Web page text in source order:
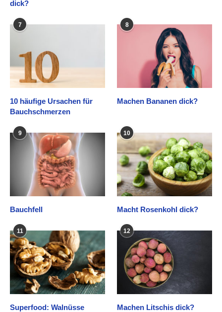
dick?
7
10 häufige Ursachen für
Bauchschmerzen
8
Machen Bananen dick?
9
Bauchfell
10
Macht Rosenkohl dick?
11
Superfood: Walnüsse
12
Machen Litschis dick?